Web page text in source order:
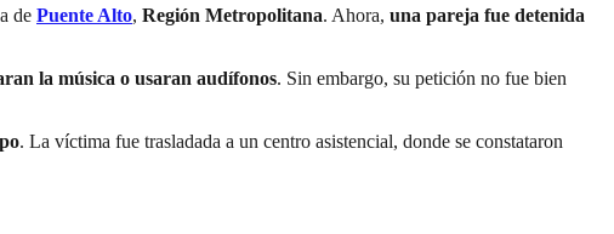
de Puente Alto, Región Metropolitana. Ahora, una pareja fue detenida
la música o usaran audífonos. Sin embargo, su petición no fue bien
. La víctima fue trasladada a un centro asistencial, donde se constataron